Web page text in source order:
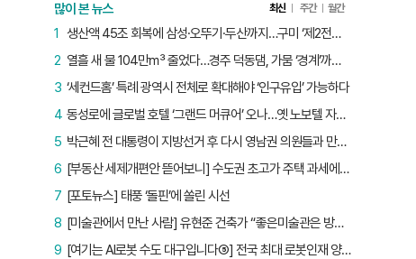
많이 본 뉴스 최신 주간 월간
생산액 45조 회복에 삼성·오뚜기·두산까지…구미 ‘제2전성기’ 시작됐다
1
열흘 새 물 104만㎥ 줄었다…경주 덕동댐, 가뭄 ‘경계’까지 5.7%p
2
‘세컨드홈’ 특례 광역시 전체로 확대해야 ‘인구유입’ 가능하다
3
동성로에 글로벌 호텔 ‘그랜드 머큐어’ 오나…옛 노보텔 자리 사무실 개설
4
박근혜 전 대통령이 지방선거 후 다시 영남권 의원들과 만난 이유는?
5
[부동산 세제개편안 뜯어보니] 수도권 초고가 주택 과세에만 초점…침체된 지방 부동산 대책은 없다
6
[포토뉴스] 태풍 ‘돌핀’에 쏠린 시선
7
[미술관에서 만난 사람] 유현준 건축가 “좋은미술관은 방문객이 많은 미술관”
8
[여기는 AI로봇 수도 대구입니다⑤] 전국 최대 로봇인재 양성소…“대구산업 맞춤형 교육과정 만들자”
9